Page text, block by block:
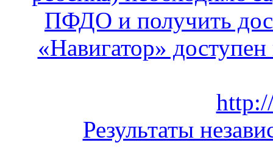
ПФДО и получить
«Навигатор»
Результаты